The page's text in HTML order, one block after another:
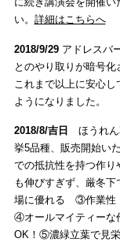
い。 詳細はこちらへ
2018/9/29アドレスバ
とのやり取りが暗号化
これまで以上に安心
ようになりました。
2018/8/吉日
ほうれん
挙5品種、販売開始い
での抵抗性を持つ作
も伸びすぎず、厳冬
場に優れる ③作業性
④オールマイティーな
OK！⑤濃緑立葉で見栄